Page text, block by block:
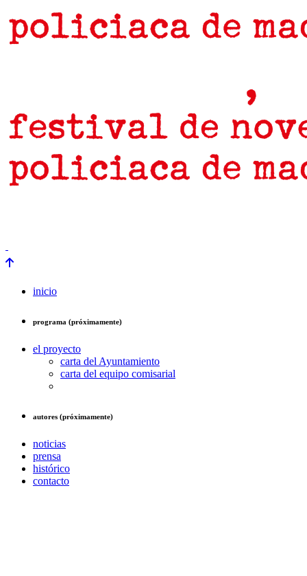
inicio
programa (próximamente)
el proyecto
carta del Ayuntamiento
carta del equipo comisarial
autores (próximamente)
noticias
prensa
histórico
contacto